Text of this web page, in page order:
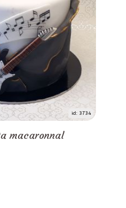
id: 3734
macaronnal